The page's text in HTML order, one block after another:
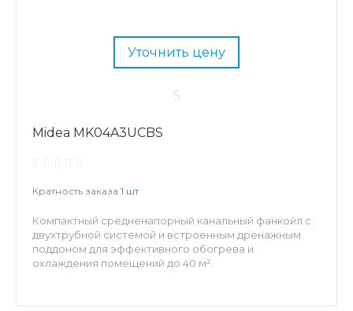
Уточнить цену
Midea MK04A3UCBS
Кратность заказа 1 шт
Компактный средненапорный канальный фанкойл с
двухтрубной системой и встроенным дренажным
поддоном для эффективного обогрева и
охлаждения помещений до 40 м².